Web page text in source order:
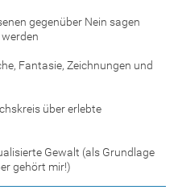
gegenüber Nein sagen
Fantasie, Zeichnungen und
über erlebte
Gewalt (als Grundlage
gehört mir!)